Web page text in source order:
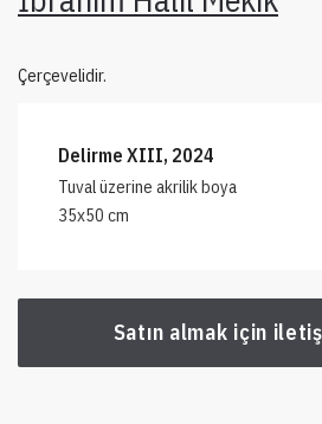
Çerçevelidir.
Delirme XIII, 2024
Tuval üzerine akrilik boya
35x50 cm
Satın almak için